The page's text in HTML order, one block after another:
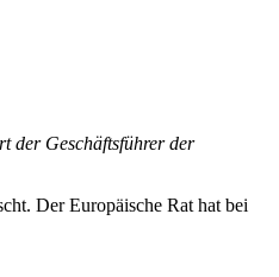
der Geschäftsführer der
Der Europäische Rat hat bei